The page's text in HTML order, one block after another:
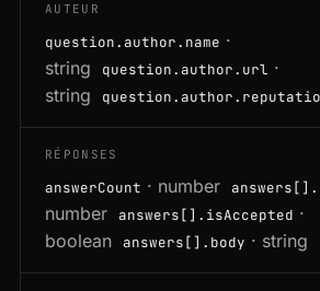
AUTEUR
question.author.name ·
string
question.author.url ·
string
RÉPONSES
answerCount · number
number answers[].isAccepted ·
boolean answers[].body · string